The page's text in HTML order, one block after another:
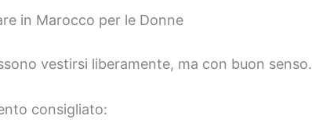
in Marocco per le Donne
vestirsi liberamente, ma con buon senso.
consigliato: